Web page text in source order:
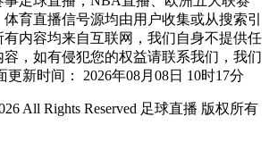
育直播信号源均由用户收集或从搜索引
内容均来自互联网，我们自身不提供任
，如有侵犯您的权益请联系我们，我们
新时间： 2026年08月08日 10时17分
All Rights Reserved 足球直播 版权所有